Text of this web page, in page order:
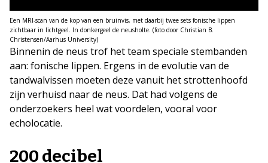
Een MRI-scan van de kop van een bruinvis, met daarbij twee sets fonische lippen
zichtbaar in lichtgeel. In donkergeel de neusholte. (foto door Christian B.
Christensen/Aarhus University)
Binnenin de neus trof het team speciale stembanden
aan: fonische lippen. Ergens in de evolutie van de
tandwalvissen moeten deze vanuit het strottenhoofd
zijn verhuisd naar de neus. Dat had volgens de
onderzoekers heel wat voordelen, vooral voor
echolocatie.
200 decibel